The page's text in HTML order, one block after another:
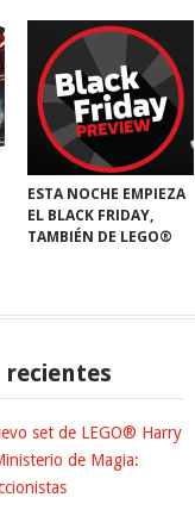
ESTA NOCHE EMPIEZA
EL BLACK FRIDAY,
TAMBIÉN DE LEGO®
set de LEGO® Harry
de Magia: